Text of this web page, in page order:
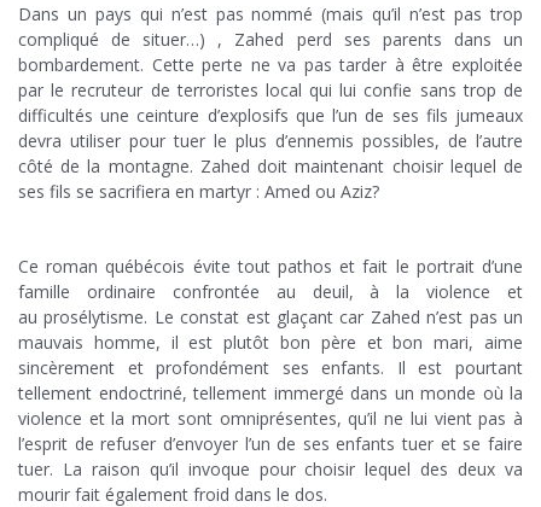
Dans un pays qui n’est pas nommé (mais qu’il n’est pas trop
compliqué de situer…) , Zahed perd ses parents dans un
bombardement. Cette perte ne va pas tarder à être exploitée
par le recruteur de terroristes local qui lui confie sans trop de
difficultés une ceinture d’explosifs que l’un de ses fils jumeaux
devra utiliser pour tuer le plus d’ennemis possibles, de l’autre
côté de la montagne. Zahed doit maintenant choisir lequel de
ses fils se sacrifiera en martyr : Amed ou Aziz?
Ce roman québécois évite tout pathos et fait le portrait d’une
famille ordinaire confrontée au deuil, à la violence et
au prosélytisme. Le constat est glaçant car Zahed n’est pas un
mauvais homme, il est plutôt bon père et bon mari, aime
sincèrement et profondément ses enfants. Il est pourtant
tellement endoctriné, tellement immergé dans un monde où la
violence et la mort sont omniprésentes, qu’il ne lui vient pas à
l’esprit de refuser d’envoyer l’un de ses enfants tuer et se faire
tuer. La raison qu’il invoque pour choisir lequel des deux va
mourir fait également froid dans le dos.